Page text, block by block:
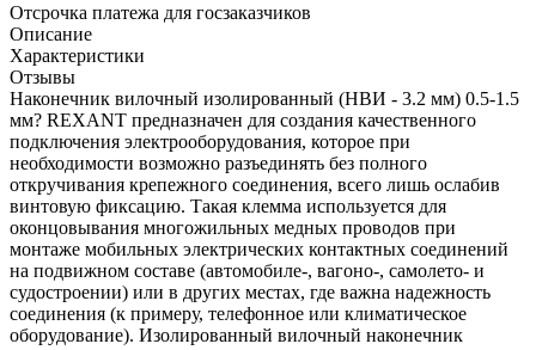
Отсрочка платежа для госзаказчиков
Описание
Характеристики
Отзывы
Наконечник вилочный изолированный (НВИ - 3.2 мм) 0.5-1.5
мм? REXANT предназначен для создания качественного
подключения электрооборудования, которое при
необходимости возможно разъединять без полного
откручивания крепежного соединения, всего лишь ослабив
винтовую фиксацию. Такая клемма используется для
оконцовывания многожильных медных проводов при
монтаже мобильных электрических контактных соединений
на подвижном составе (автомобиле-, вагоно-, самолето- и
судостроении) или в других местах, где важна надежность
соединения (к примеру, телефонное или климатическое
оборудование). Изолированный вилочный наконечник